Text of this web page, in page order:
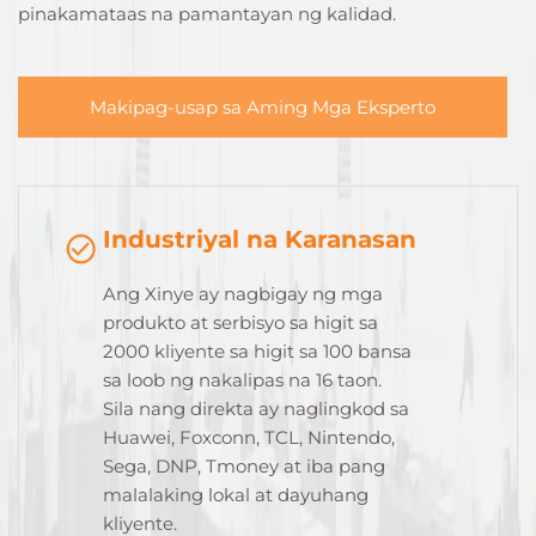
pinakamataas na pamantayan ng kalidad.
Makipag-usap sa Aming Mga Eksperto
Industriyal na Karanasan
Ang Xinye ay nagbigay ng mga
produkto at serbisyo sa higit sa
2000 kliyente sa higit sa 100 bansa
sa loob ng nakalipas na 16 taon.
Sila nang direkta ay naglingkod sa
Huawei, Foxconn, TCL, Nintendo,
Sega, DNP, Tmoney at iba pang
malalaking lokal at dayuhang
kliyente.